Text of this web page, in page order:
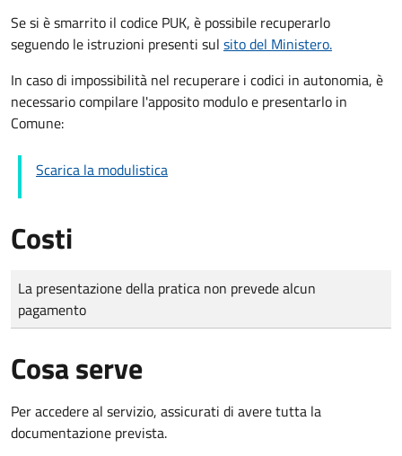
Se si è smarrito il codice PUK, è possibile recuperarlo
seguendo le istruzioni presenti sul sito del Ministero.
In caso di impossibilità nel recuperare i codici in autonomia, è
necessario compilare l'apposito modulo e presentarlo in
Comune:
Scarica la modulistica
Costi
Tipo di pagamento
Importo
La presentazione della pratica non prevede alcun
pagamento
Cosa serve
Per accedere al servizio, assicurati di avere tutta la
documentazione prevista.